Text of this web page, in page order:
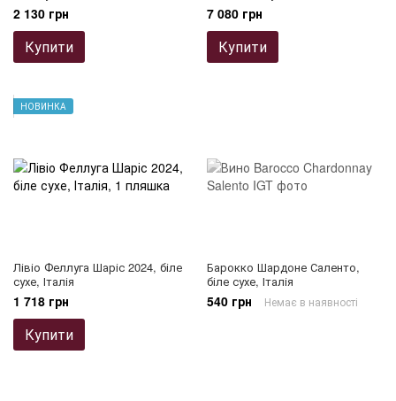
2 130 грн
Купити
7 080 грн
Купити
НОВИНКА
Лівіо Феллуга Шаріс 2024, біле
сухе, Італія
1 718 грн
Купити
Барокко Шардоне Саленто,
біле сухе, Італія
540 грн Немає в наявності